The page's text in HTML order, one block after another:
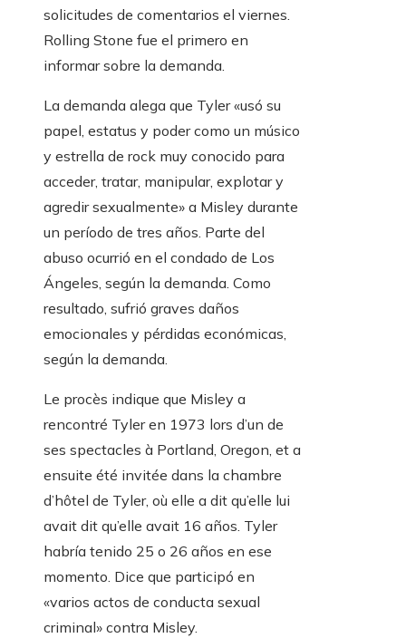
solicitudes de comentarios el viernes.
Rolling Stone fue el primero en
informar sobre la demanda.
La demanda alega que Tyler «usó su
papel, estatus y poder como un músico
y estrella de rock muy conocido para
acceder, tratar, manipular, explotar y
agredir sexualmente» a Misley durante
un período de tres años. Parte del
abuso ocurrió en el condado de Los
Ángeles, según la demanda. Como
resultado, sufrió graves daños
emocionales y pérdidas económicas,
según la demanda.
Le procès indique que Misley a
rencontré Tyler en 1973 lors d’un de
ses spectacles à Portland, Oregon, et a
ensuite été invitée dans la chambre
d’hôtel de Tyler, où elle a dit qu’elle lui
avait dit qu’elle avait 16 años. Tyler
habría tenido 25 o 26 años en ese
momento. Dice que participó en
«varios actos de conducta sexual
criminal» contra Misley.